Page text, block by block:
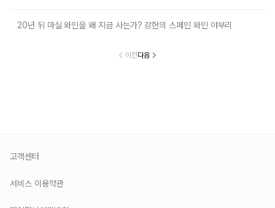
20년 뒤 마실 와인을 왜 지금 사는가? 강헌의 스페인 와인 야부리
이전다음
고객센터
서비스 이용약관